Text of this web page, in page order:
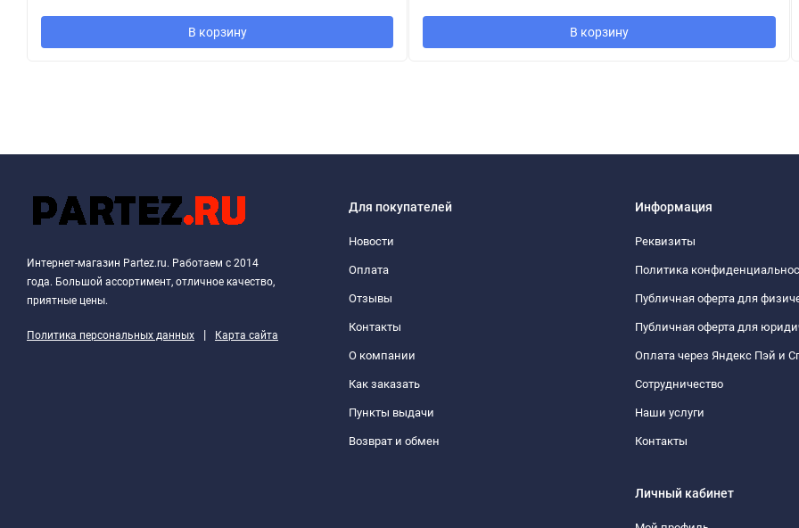
В корзину В корзину
Интернет-магазин Partez.ru. Работаем с 2014
года. Большой ассортимент, отличное качество,
приятные цены.
Политика персональных данных | Карта сайта
Для покупателей
Новости
Оплата
Отзывы
Контакты
О компании
Как заказать
Пункты выдачи
Возврат и обмен
Информация
Реквизиты
Политика
Публичная оферта для
Публичная оферта для
Оплата через Яндекс Пэй и
Сотрудничество
Наши услуги
Контакты
Личный кабинет